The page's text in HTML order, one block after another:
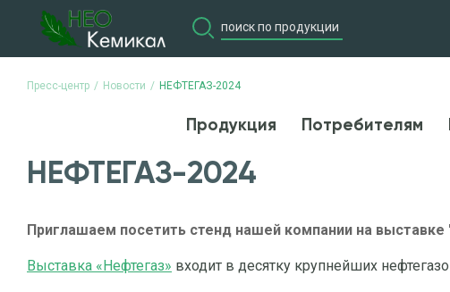
Пресс-центр Новости НЕФТЕГАЗ-2024
Продукция Потребителям
НЕФТЕГАЗ-2024
Приглашаем посетить стенд нашей компании на
Выставка «Нефтегаз» входит в десятку крупнейших